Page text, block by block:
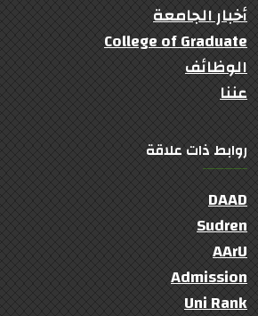
أخبار الجامعة
College of Graduate
الوظائف
عننا
روابط ذات علاقة
DAAD
Sudren
AArU
Admission
Uni Rank